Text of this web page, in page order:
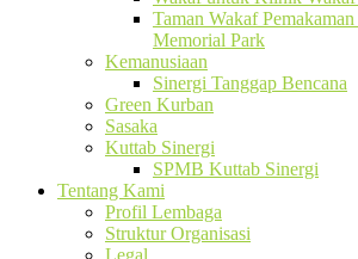
Taman Wakaf
Memorial Park
Kemanusiaan
Sinergi Tanggap Bencana
Green Kurban
Sasaka
Kuttab Sinergi
SPMB Kuttab Sinergi
Tentang Kami
Profil Lembaga
Struktur Organisasi
Legal